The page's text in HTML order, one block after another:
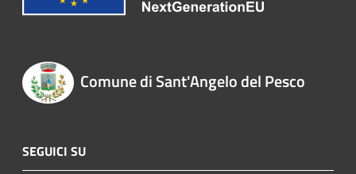
Comune di Sant'Angelo del Pesco
SEGUICI SU